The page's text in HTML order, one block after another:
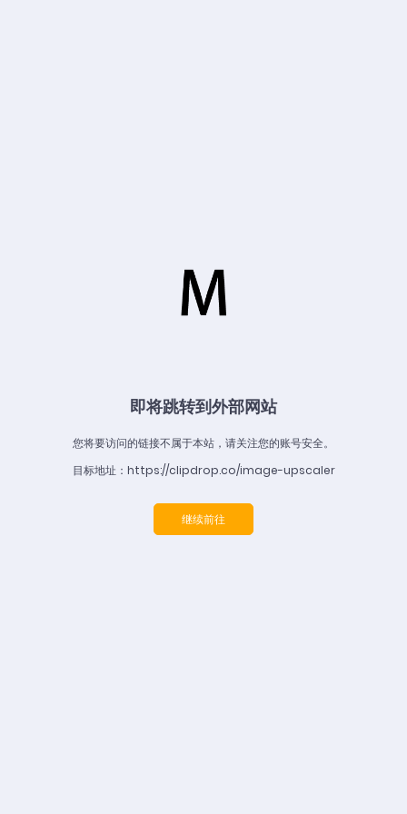
即将跳转到外部网站
您将要访问的链接不属于本站，请关注您的账号安全。
目标地址：https://clipdrop.co/image-upscaler
继续前往